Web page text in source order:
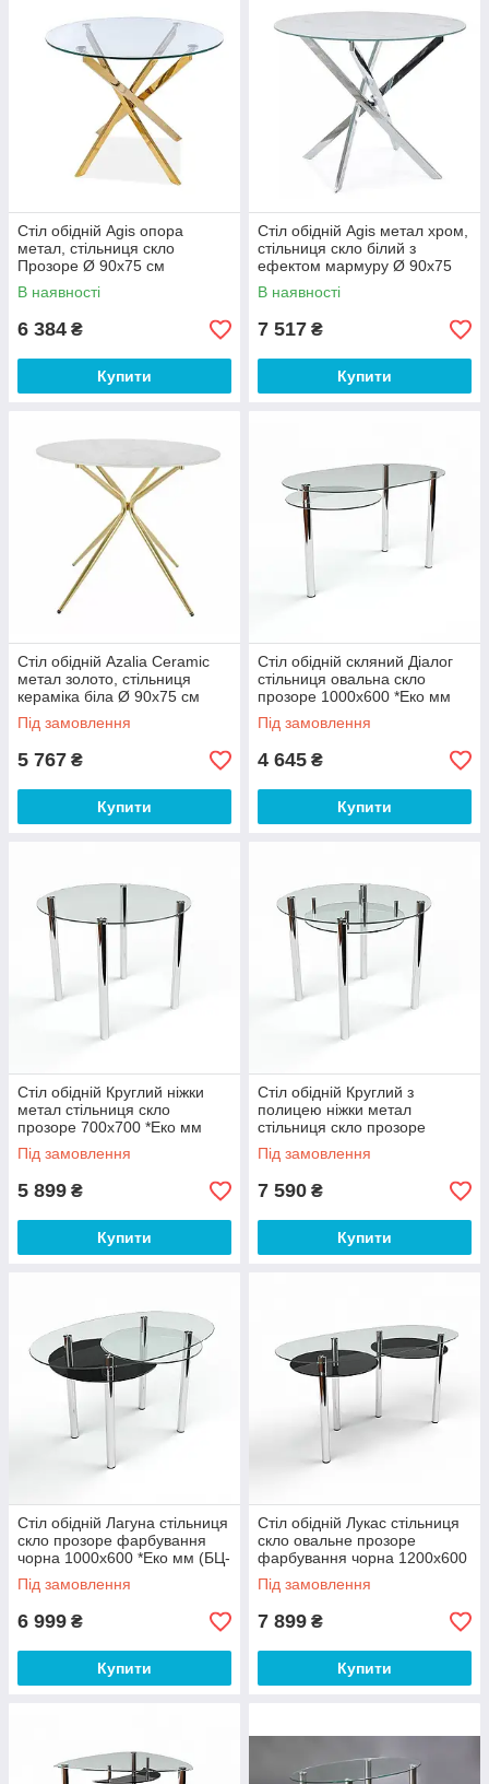
Стіл обідній Agis опора
метал, стільниця скло
Прозоре Ø 90х75 см
(SignalTM)
В наявності
6 384 ₴
Купити
Стіл обідній Agis метал хром,
стільниця скло білий з
ефектом мармуру Ø 90х75
см (SignalTM)
В наявності
7 517 ₴
Купити
Стіл обідній Azalia Ceramic
метал золото, стільниця
кераміка біла Ø 90х75 см
(SignalTM)
Під замовлення
5 767 ₴
Купити
Стіл обідній скляний Діалог
стільниця овальна скло
прозоре 1000х600 *Еко мм
(БЦ-стол ТМ)
Під замовлення
4 645 ₴
Купити
Стіл обідній Круглий ніжки
метал стільниця скло
прозоре 700х700 *Еко мм
(БЦ-стол ТМ)
Під замовлення
5 899 ₴
Купити
Стіл обідній Круглий з
полицею ніжки метал
стільниця скло прозоре
700х700 *Еко мм (БЦ-стол
ТМ)
Під замовлення
7 590 ₴
Купити
Стіл обідній Лагуна стільниця
скло прозоре фарбування
чорна 1000х600 *Еко мм (БЦ-
Стол ТМ)
Під замовлення
6 999 ₴
Купити
Стіл обідній Лукас стільниця
скло овальне прозоре
фарбування чорна 1200х600
*Еко мм (БЦ-Стол ТМ)
Під замовлення
7 899 ₴
Купити